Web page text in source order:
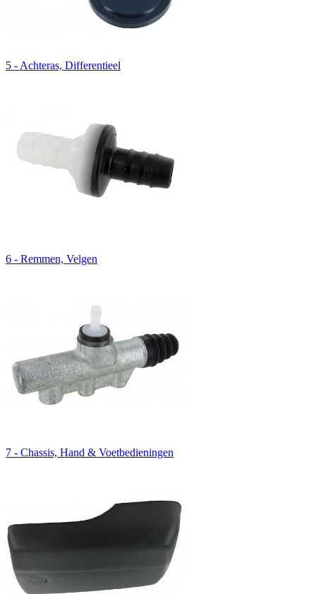
5 - Achteras, Differentieel
6 - Remmen, Velgen
7 - Chassis, Hand & Voetbedieningen